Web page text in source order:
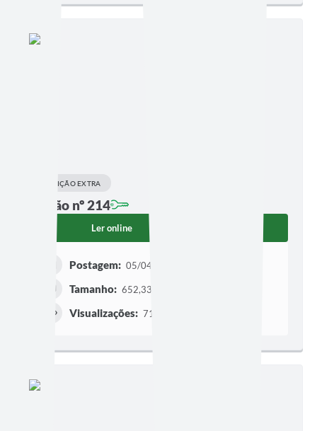
EDIÇÃO EXTRA
Edição nº 214
Ler online
Postagem: 05/04/2023 às 15h01
Tamanho: 652,33 KB | 14 páginas
Visualizações: 713